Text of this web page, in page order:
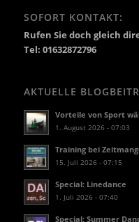
SOFORT KONTAKT:
Rufen Sie doch gleich
Tel: 01632872796
AKTUELLE
Vorteile von Sport
1. August 2026 - 07:03
Training bei
15. Juli 2026 - 07:15
Special: Linedance
1. Juli 2026 - 07:40
Special: Summer